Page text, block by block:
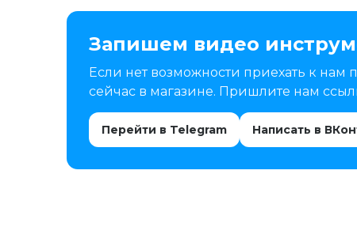
Запишем видео
Если нет возможности приехать к
сейчас в магазине. Пришлите нам
Перейти в Telegram Написать в